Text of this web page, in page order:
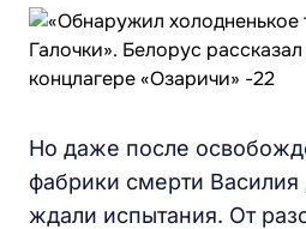
Но даже после
фабрики смерти
ждали испытания. От